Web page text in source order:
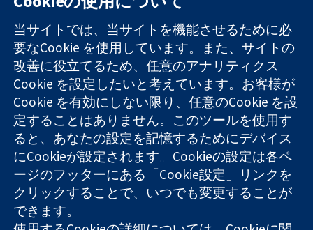
信頼できるエビ
デンスと
情報に基づく意
思決定により
健康のさらなる
向上へ
11-13 Cavendish
Square
London
W1G 0AN
United Kingdom
お問い合わせ
ニュース
広報
コクランにつ
いて
採用
Cochrane
Library
コクラン・コラボレーションは、イングランド及びウェールズ
に登録された慈善団体（登録番号 1045921）および保証有限責
任会社（登録番号 03044323）です。付加価値税登録番号 GB
718 2127 49
当サイトでは、当サイトを機能させるために必
要なCookie を使用しています。また、サイトの
改善に役立てるため、任意のアナリティクス
Cookie を設定したいと考えています。お客様が
Cookie を有効にしない限り、任意のCookie を設
定することはありません。このツールを使用す
ると、あなたの設定を記憶するためにデバイス
にCookieが設定されます。Cookieの設定は各ペ
ージのフッターにある「Cookie設定」リンクを
クリックすることで、いつでも変更することが
できます。